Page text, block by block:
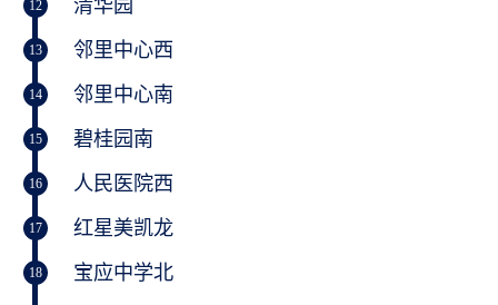
12 清华园
13 邻里中心西
14 邻里中心南
15 碧桂园南
16 人民医院西
17 红星美凯龙
18 宝应中学北